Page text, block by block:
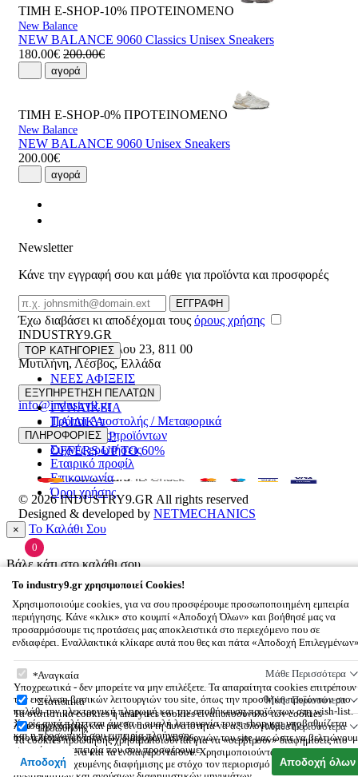
ΤΙΜΗ E-SHOP-10% ΠΡΟΤΕΙΝΟΜΕΝΟ
New Balance
NEW BALANCE 9060 Classics Unisex Sneakers
180.00€ 200.00€
αγορά
ΤΙΜΗ E-SHOP-0% ΠΡΟΤΕΙΝΟΜΕΝΟ
New Balance
NEW BALANCE 9060 Unisex Sneakers
200.00€
αγορά
Newsletter
Κάνε την εγγραφή σου και μάθε για προϊόντα και προσφορές
Email
ΕΓΓΡΑΦΗ
Έχω διαβάσει κι αποδέχομαι τους όρους χρήσης
INDUSTRY9.GR
Ελευθέριου Βενιζέλου 23, 811 00
Μυτιλήνη,Λέσβος,Ελλάδα
22510 55629
info@industry9.gr
TOP ΚΑΤΗΓΟΡΙΕΣ
ΝΕΕΣ ΑΦΙΞΕΙΣ
ΑΝΔΡΙΚΑ
ΓΥΝΑΙΚΕΙΑ
ΠΑΙΔΙΚΑ
ΑΞΕΣΟΥΑΡ
OFFERS UP TO 60%
ΕΞΥΠΗΡΕΤΗΣΗ ΠΕΛΑΤΩΝ
Τρόποι Αποστολής / Μεταφορικά
Επιστροφές προϊόντων
Συχνές ερωτήσεις
ΠΛΗΡΟΦΟΡΙΕΣ
Εταιρικό προφίλ
Επικοινωνία
Όροι χρήσης
© 2026INDUSTRY9.GR All rights reserved
Designed & developed by NETMECHANICS
× Το Καλάθι Σου
0
Βάλε κάτι στο καλάθι σου
To industry9.gr χρησιμοποιεί Cookies!
Χρησιμοποιούμε cookies, για να σου προσφέρουμε προσωποποιημένη εμπειρία
περιήγησης. Κάνε «κλικ» στο κουμπί «Αποδοχή Όλων» και βοήθησέ μας να
προσαρμόσουμε τις προτάσεις μας αποκλειστικά στο περιεχόμενο που σε
ενδιαφέρει. Εναλλακτικά κλίκαρε αυτά που θες και πάτα «Αποδοχή
To
Αναγκαία Μάθε Περισσότερα
Υποχρεωτικά - δεν μπορείτε να μην επιλέξετε. Τα απαραίτητα cookies επιτρέπουν
την εκτέλεση βασικών λειτουργιών του site, όπως την προσθήκη προϊόντων στο
καλάθι την ηλεκτρονική πληρωμή και την αποθήκευση προϊόντων στη wish-list.
Χωρίς αυτά πλήττεται άμεσα η ομαλή λειτουργία του e-shop και υποβαθμίζεται
και η προσωπική σου εμπειρία πλοήγησης.
Στατιστικά Μάθε Περισσότερα
Τα στατιστικά cookies ή analytics cookies είναι υποσύνολο των cookies
λειτουργικότητας και μας δίνουν τη δυνατότητα να αξιολογούμε την
αποτελεσματικότητα των διάφορων λειτουργιών του site μας ώστε να
συνεχώς την εμπειρία που σου προσφέρουμε.
Προώθησης Μάθε Περισσότερα
Τα cookies προώθησης χρησιμοποιούνται για να «σερβίρουν» διαφημίσεις πιο
σχετικές με εσένα και τα ενδιαφέροντά σου. Χρησιμοποιούνται επίσης για την
αποστολή στοχευμένης διαφήμισης με στόχο τον περιορισμό των μαζικών,
Αποδοχή Αποδοχή όλων